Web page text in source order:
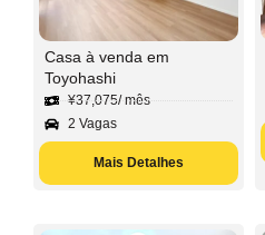
Casa à venda em
Toyohashi
¥37,075/ mês
2 Vagas
Mais Detalhes